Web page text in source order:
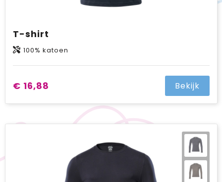
T-shirt
100% katoen
€ 16,88 Bekijk